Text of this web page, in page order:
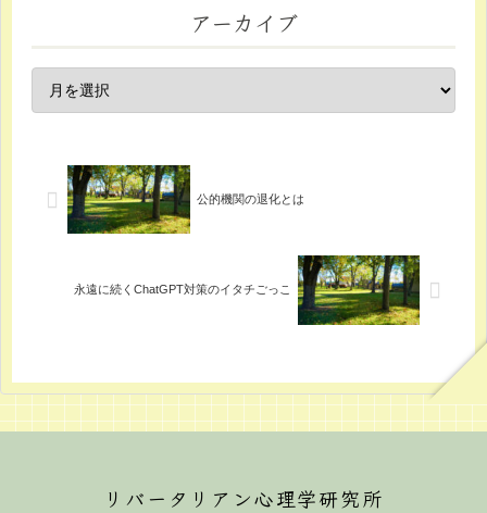
アーカイブ
公的機関の退化とは
永遠に続くChatGPT対策のイタチごっこ
リバータリアン心理学研究所